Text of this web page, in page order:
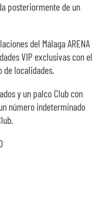
posteriormente de un
del Málaga ARENA
VIP exclusivas con el
de localidades.
y un palco Club con
número indeterminado